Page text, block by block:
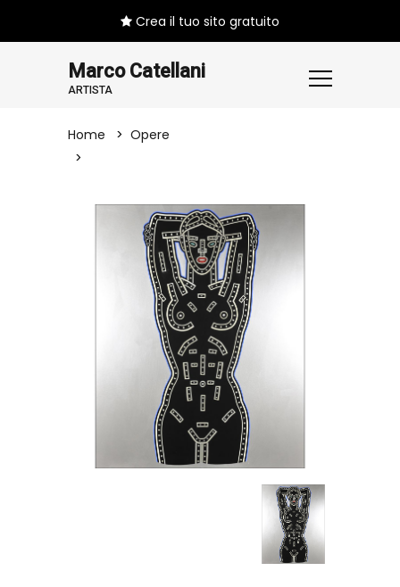
Crea il tuo sito gratuito
Marco Catellani
ARTISTA
Home
Opere